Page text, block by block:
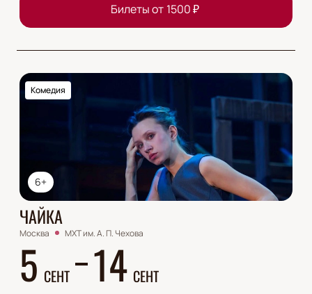
Билеты от 1500₽
6+
Комедия
ЧАЙКА
Москва МХТ им. А. П. Чехова
5 СЕНТ 14 СЕНТ